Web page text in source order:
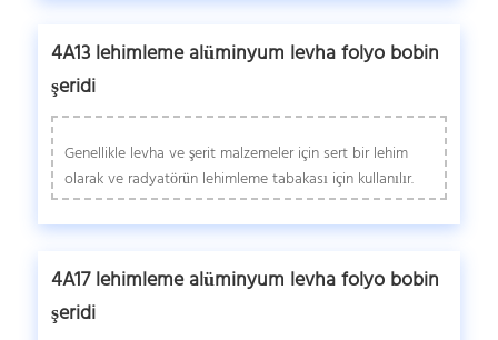
4A13 lehimleme alüminyum levha folyo bobin
şeridi
Genellikle levha ve şerit malzemeler için sert bir lehim
olarak ve radyatörün lehimleme tabakası için kullanılır.
4A17 lehimleme alüminyum levha folyo bobin
şeridi